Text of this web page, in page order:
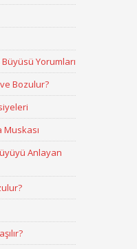
Yorumları
ve Bozulur?
Anlayan